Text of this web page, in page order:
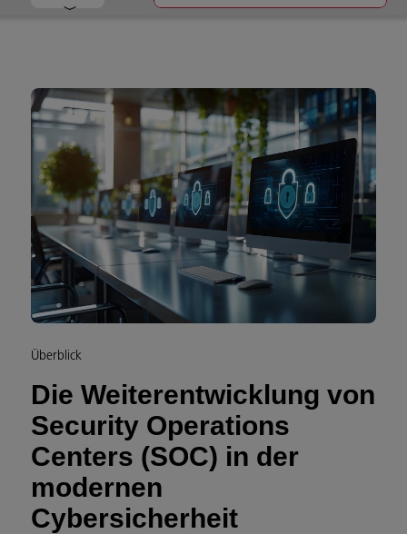
Überblick
Die Weiterentwicklung von
Security Operations
Centers (SOC) in der
modernen
Cybersicherheit